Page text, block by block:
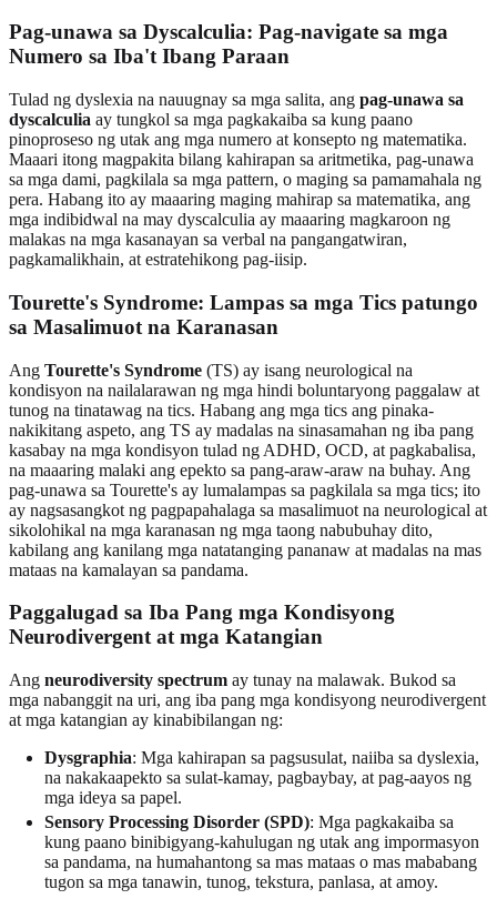
Pag-unawa sa Dyscalculia: Pag-navigate sa mga
Numero sa Iba't Ibang Paraan
Tulad ng dyslexia na nauugnay sa mga salita, ang pag-unawa sa
dyscalculia ay tungkol sa mga pagkakaiba sa kung paano
pinoproseso ng utak ang mga numero at konsepto ng matematika.
Maaari itong magpakita bilang kahirapan sa aritmetika, pag-unawa
sa mga dami, pagkilala sa mga pattern, o maging sa pamamahala ng
pera. Habang ito ay maaaring maging mahirap sa matematika, ang
mga indibidwal na may dyscalculia ay maaaring magkaroon ng
malakas na mga kasanayan sa verbal na pangangatwiran,
pagkamalikhain, at estratehikong pag-iisip.
Tourette's Syndrome: Lampas sa mga Tics patungo
sa Masalimuot na Karanasan
Ang Tourette's Syndrome (TS) ay isang neurological na
kondisyon na nailalarawan ng mga hindi boluntaryong paggalaw at
tunog na tinatawag na tics. Habang ang mga tics ang pinaka-
nakikitang aspeto, ang TS ay madalas na sinasamahan ng iba pang
kasabay na mga kondisyon tulad ng ADHD, OCD, at pagkabalisa,
na maaaring malaki ang epekto sa pang-araw-araw na buhay. Ang
pag-unawa sa Tourette's ay lumalampas sa pagkilala sa mga tics; ito
ay nagsasangkot ng pagpapahalaga sa masalimuot na neurological at
sikolohikal na mga karanasan ng mga taong nabubuhay dito,
kabilang ang kanilang mga natatanging pananaw at madalas na mas
mataas na kamalayan sa pandama.
Paggalugad sa Iba Pang mga Kondisyong
Neurodivergent at mga Katangian
Ang neurodiversity spectrum ay tunay na malawak. Bukod sa
mga nabanggit na uri, ang iba pang mga kondisyong neurodivergent
at mga katangian ay kinabibilangan ng:
Dysgraphia: Mga kahirapan sa pagsusulat, naiiba sa dyslexia,
na nakakaapekto sa sulat-kamay, pagbaybay, at pag-aayos ng
mga ideya sa papel.
Sensory Processing Disorder (SPD): Mga pagkakaiba sa
kung paano binibigyang-kahulugan ng utak ang impormasyon
sa pandama, na humahantong sa mas mataas o mas mababang
tugon sa mga tanawin, tunog, tekstura, panlasa, at amoy.